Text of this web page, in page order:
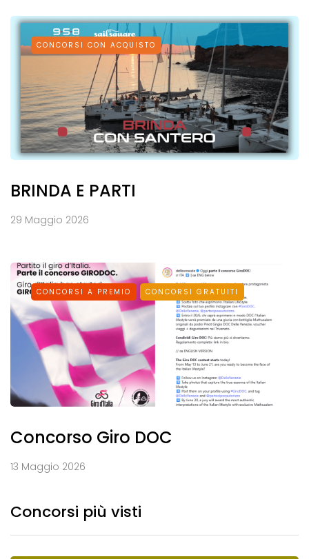
CONCORSI CON ACQUISTO
BRINDA E PARTI
29 Maggio 2026
CONCORSI A PREMIO CONCORSI GRATUITI
Concorso Giro DOC
13 Maggio 2026
Concorsi più visti